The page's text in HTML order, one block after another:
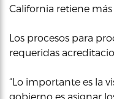
California retiene más
Los procesos para
requeridas
“Lo importante es la
gobierno es asignar